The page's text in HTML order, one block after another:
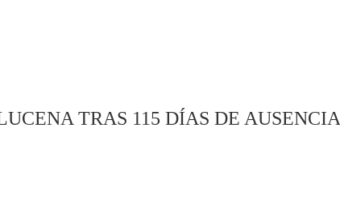
TRAS 115 DÍAS DE AUSENCIA